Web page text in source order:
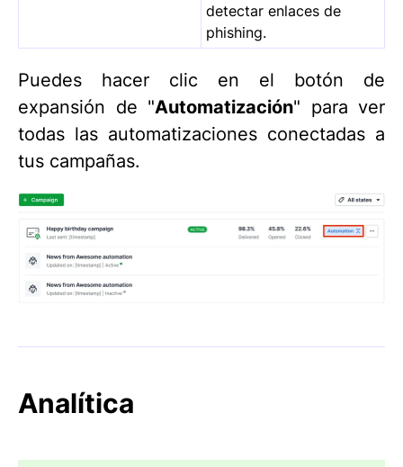
detectar enlaces de
phishing.
Puedes hacer clic en el botón de
expansión de "Automatización" para ver
todas las automatizaciones conectadas a
tus campañas.
Analítica